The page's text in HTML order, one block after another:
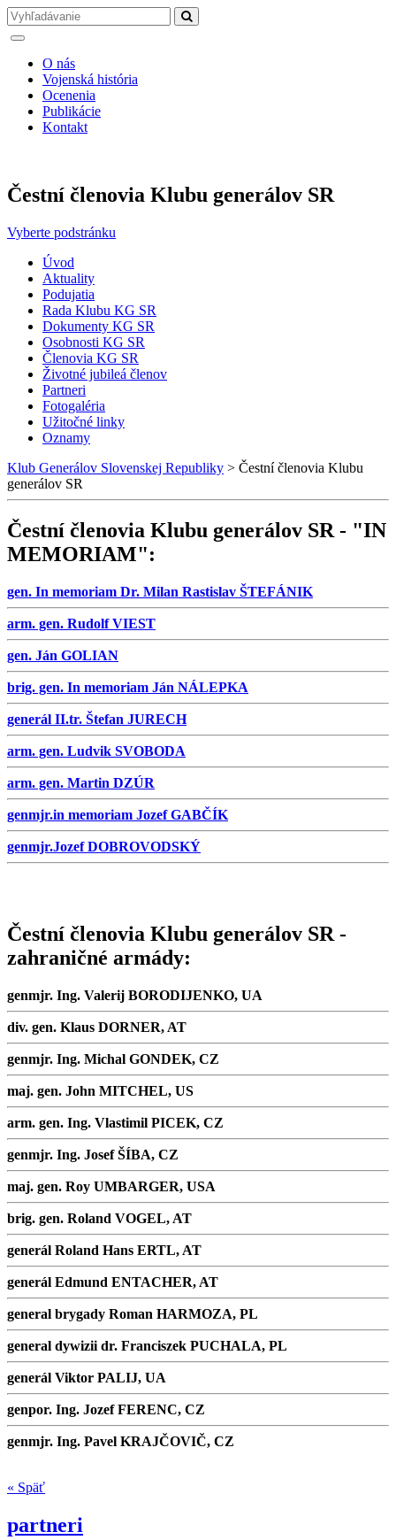
O nás
Vojenská história
Ocenenia
Publikácie
Kontakt
Čestní členovia Klubu generálov SR
Vyberte podstránku
Úvod
Aktuality
Podujatia
Rada Klubu KG SR
Dokumenty KG SR
Osobnosti KG SR
Členovia KG SR
Životné jubileá členov
Partneri
Fotogaléria
Užitočné linky
Oznamy
Klub Generálov Slovenskej Republiky > Čestní členovia Klubu
generálov SR
Čestní členovia Klubu generálov SR - "IN
MEMORIAM":
gen. In memoriam Dr. Milan Rastislav ŠTEFÁNIK
arm. gen. Rudolf VIEST
gen. Ján GOLIAN
brig. gen. In memoriam Ján NÁLEPKA
generál II.tr. Štefan JURECH
arm. gen. Ludvik SVOBODA
arm. gen. Martin DZÚR
genmjr.in memoriam Jozef GABČÍK
genmjr.Jozef DOBROVODSKÝ
Čestní členovia Klubu generálov SR -
zahraničné armády:
genmjr. Ing. Valerij BORODIJENKO, UA
div. gen. Klaus DORNER, AT
genmjr. Ing. Michal GONDEK, CZ
maj. gen. John MITCHEL, US
arm. gen. Ing. Vlastimil PICEK, CZ
genmjr. Ing. Josef ŠÍBA, CZ
maj. gen. Roy UMBARGER, USA
brig. gen. Roland VOGEL, AT
generál Roland Hans ERTL, AT
generál Edmund ENTACHER, AT
general brygady Roman HARMOZA, PL
general dywizii dr. Franciszek PUCHALA, PL
generál Viktor PALIJ, UA
genpor. Ing. Jozef FERENC, CZ
genmjr. Ing. Pavel KRAJČOVIČ, CZ
« Späť
partneri